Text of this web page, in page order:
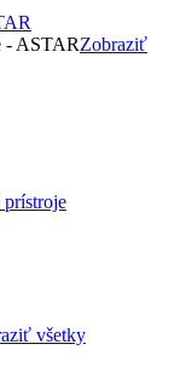
- ASTARZobraziť
všetky